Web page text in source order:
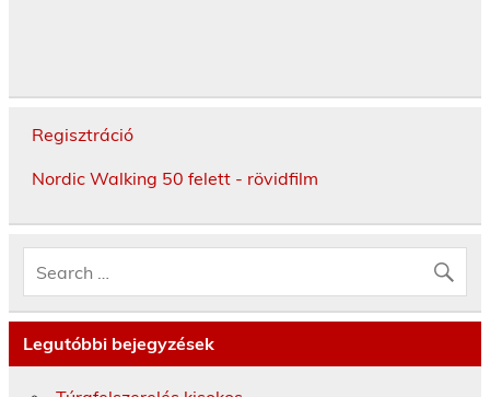
Regisztráció
Nordic Walking 50 felett - rövidfilm
Legutóbbi bejegyzések